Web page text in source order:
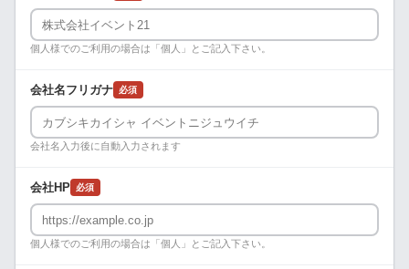
個人様でのご利用の場合は「個人」とご記入下さい。
会社名フリガナ 必須
会社名入力後に自動入力されます
会社HP 必須
個人様でのご利用の場合は「個人」とご記入下さい。